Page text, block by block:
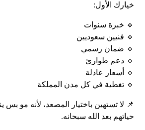
خيارك الأول:
🔹 خبرة سنوات
🔹 فنيين سعوديين
🔹 ضمان رسمي
🔹 دعم طوارئ
🔹 أسعار عادلة
🔹 تغطية في كل مدن المملكة
📌 لا تستهين باختيار المصعد، لأنه مو
حياتهم بعد الله سبحانه.